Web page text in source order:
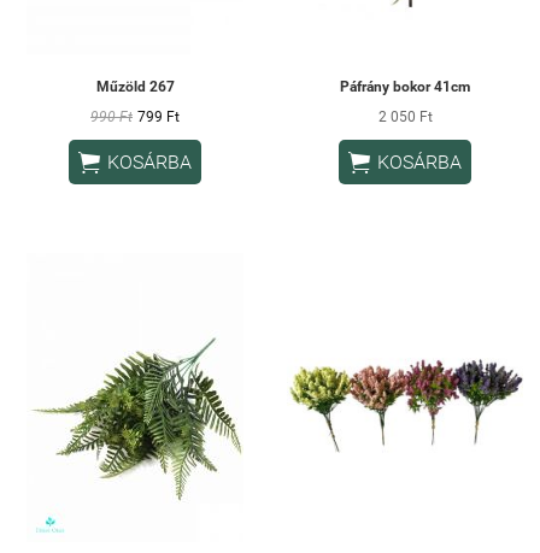
Műzöld 267
990 Ft 799 Ft
 KOSÁRBA
Páfrány bokor 41cm
2 050 Ft
 KOSÁRBA